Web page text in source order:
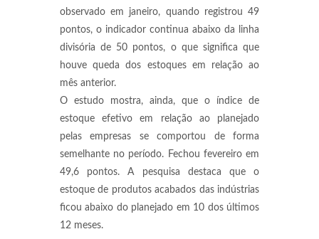
observado em janeiro, quando registrou 49
pontos, o indicador continua abaixo da linha
divisória de 50 pontos, o que significa que
houve queda dos estoques em relação ao
mês anterior.
O estudo mostra, ainda, que o índice de
estoque efetivo em relação ao planejado
pelas empresas se comportou de forma
semelhante no período. Fechou fevereiro em
49,6 pontos. A pesquisa destaca que o
estoque de produtos acabados das indústrias
ficou abaixo do planejado em 10 dos últimos
12 meses.